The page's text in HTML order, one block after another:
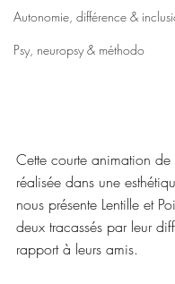
Autonomie, différence &
Psy, neuropsy & méthodo
Cette courte animation de
réalisée dans une
nous présente Lentille et
deux tracassés par leur
rapport à leurs amis.